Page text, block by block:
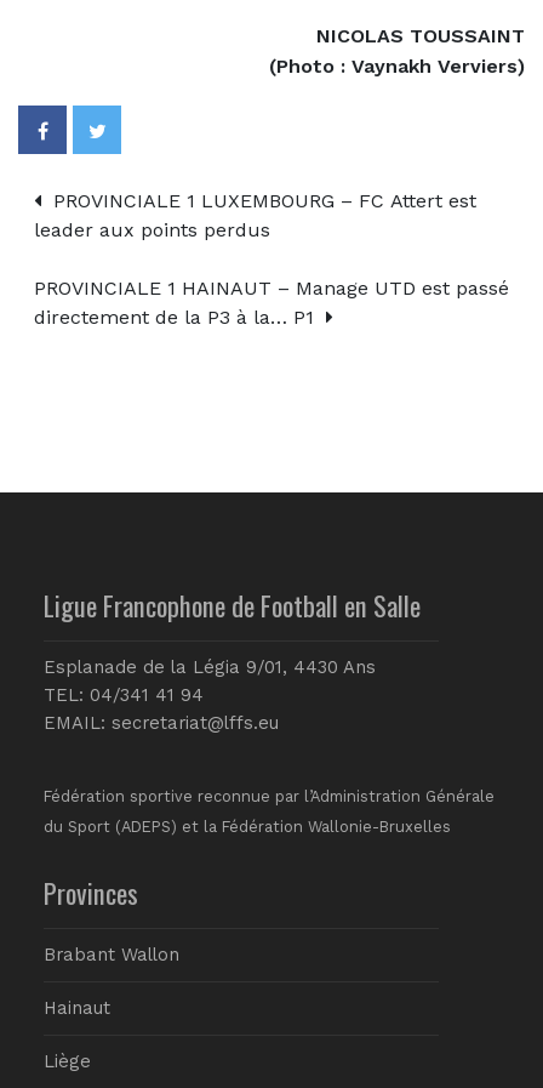
NICOLAS TOUSSAINT
(Photo : Vaynakh Verviers)
PROVINCIALE 1 LUXEMBOURG – FC Attert est
leader aux points perdus
PROVINCIALE 1 HAINAUT – Manage UTD est passé
directement de la P3 à la… P1
Ligue Francophone de Football en Salle
Esplanade de la Légia 9/01, 4430 Ans
TEL: 04/341 41 94
EMAIL: secretariat@lffs.eu
Fédération sportive reconnue par l’Administration Générale
du Sport (ADEPS) et la Fédération Wallonie-Bruxelles
Provinces
Brabant Wallon
Hainaut
Liège